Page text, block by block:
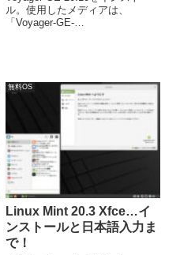
ル。使用したメディアは、
「Voyager-GE-
無料OS
Linux Mint 20.3 Xfce…イ
ンストールと日本語入力ま
で！